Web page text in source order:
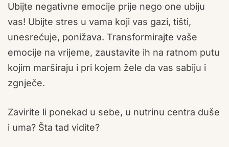
Ubijte negativne emocije prije nego one ubiju
vas! Ubijte stres u vama koji vas gazi, tišti,
unesrećuje, ponižava. Transformirajte vaše
emocije na vrijeme, zaustavite ih na ratnom putu
kojim marširaju i pri kojem žele da vas sabiju i
zgnječe.
Zavirite li ponekad u sebe, u nutrinu centra duše
i uma? Šta tad vidite?